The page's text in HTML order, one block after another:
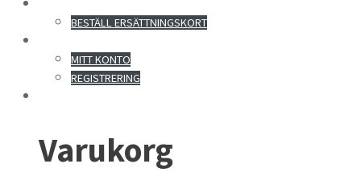
BESTÄLL ERSÄTTNINGSKORT
MITT KONTO
REGISTRERING
Varukorg